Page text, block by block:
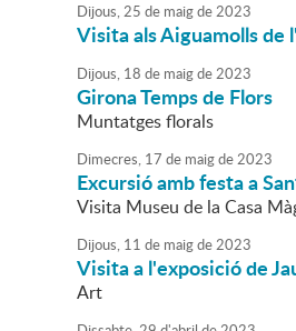
Dijous,25 de maigde2023
Visita als Aiguamolls de
Dijous, 18 de maigde2023
Girona Temps de Flors
Muntatges florals
Dimecres, 17 de maigde2023
Excursió amb festa a
Visita Museu de la Casa
Dijous, 11 de maigde2023
Visita a l'exposició de
Art